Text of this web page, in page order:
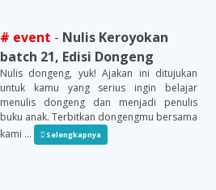
# event - Nulis Keroyokan
batch 21, Edisi Dongeng
Nulis dongeng, yuk! Ajakan ini ditujukan
untuk kamu yang serius ingin belajar
menulis dongeng dan menjadi penulis
buku anak. Terbitkan dongengmu bersama
kami ...
Selengkapnya